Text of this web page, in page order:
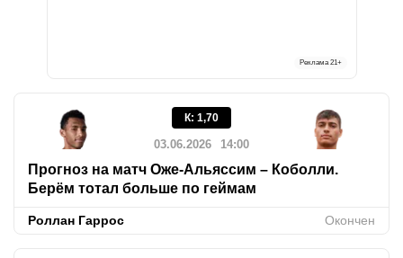
Реклама 21+
К: 1,70
03.06.2026 14:00
Прогноз на матч Оже-Альяссим – Коболли.
Берём тотал больше по геймам
Роллан Гаррос Окончен